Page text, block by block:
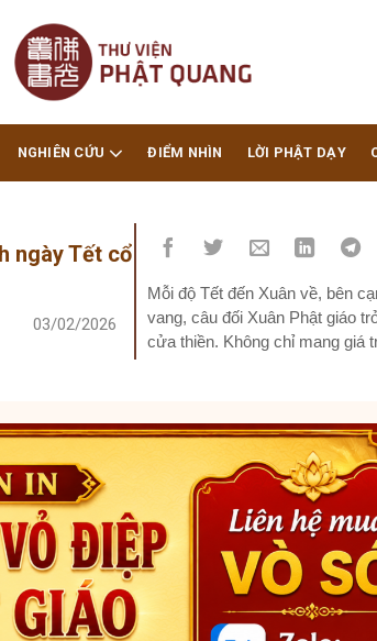
NGHIÊN CỨU ĐIỂM NHÌN LỜI PHẬT DẠY
ngày Tết cổ
03/02/2026
Mỗi độ Tết đến Xuân về, bên
vang, câu đối Xuân Phật giáo
cửa thiền. Không chỉ mang giá